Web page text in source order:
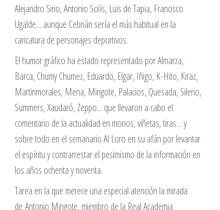
Alejandro Sirio, Antonio Solís, Luis de Tapia, Francisco
Ugalde… aunque Cebrián sería el más habitual en la
caricatura de personajes deportivos.
El humor gráfico ha estado representado por Almarza,
Barca, Chumy Chumez, Eduardo, Elgar, Iñigo, K-Hito, Kiraz,
Martinmorales, Mena, Mingote, Palacios, Quesada, Sileno,
Summers, Xaudaró, Zeppo… que llevaron a cabo el
comentario de la actualidad en monos, viñetas, tiras… y
sobre todo en el semanario Al Loro en su afán por levantar
el espíritu y contrarrestar el pesimismo de la información en
los años ochenta y noventa.
Tarea en la que merece una especial atención la mirada
de Antonio Mingote, miembro de la Real Academia